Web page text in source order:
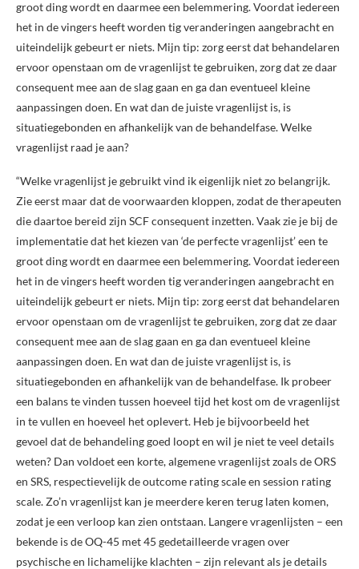
groot ding wordt en daarmee een belemmering. Voordat iedereen
het in de vingers heeft worden tig veranderingen aangebracht en
uiteindelijk gebeurt er niets. Mijn tip: zorg eerst dat behandelaren
ervoor openstaan om de vragenlijst te gebruiken, zorg dat ze daar
consequent mee aan de slag gaan en ga dan eventueel kleine
aanpassingen doen. En wat dan de juiste vragenlijst is, is
situatiegebonden en afhankelijk van de behandelfase. Welke
vragenlijst raad je aan?
“Welke vragenlijst je gebruikt vind ik eigenlijk niet zo belangrijk.
Zie eerst maar dat de voorwaarden kloppen, zodat de therapeuten
die daartoe bereid zijn SCF consequent inzetten. Vaak zie je bij de
implementatie dat het kiezen van ‘de perfecte vragenlijst’ een te
groot ding wordt en daarmee een belemmering. Voordat iedereen
het in de vingers heeft worden tig veranderingen aangebracht en
uiteindelijk gebeurt er niets. Mijn tip: zorg eerst dat behandelaren
ervoor openstaan om de vragenlijst te gebruiken, zorg dat ze daar
consequent mee aan de slag gaan en ga dan eventueel kleine
aanpassingen doen. En wat dan de juiste vragenlijst is, is
situatiegebonden en afhankelijk van de behandelfase. Ik probeer
een balans te vinden tussen hoeveel tijd het kost om de vragenlijst
in te vullen en hoeveel het oplevert. Heb je bijvoorbeeld het
gevoel dat de behandeling goed loopt en wil je niet te veel details
weten? Dan voldoet een korte, algemene vragenlijst zoals de ORS
en SRS, respectievelijk de outcome rating scale en session rating
scale. Zo’n vragenlijst kan je meerdere keren terug laten komen,
zodat je een verloop kan zien ontstaan. Langere vragenlijsten – een
bekende is de OQ-45 met 45 gedetailleerde vragen over
psychische en lichamelijke klachten – zijn relevant als je details